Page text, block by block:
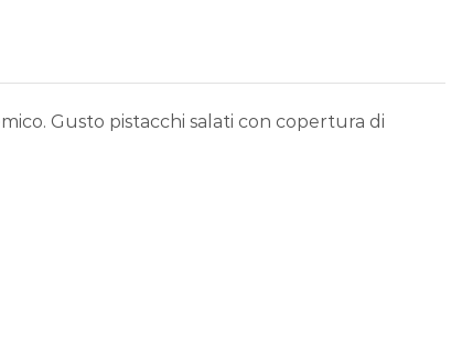
Gusto pistacchi salati con copertura di